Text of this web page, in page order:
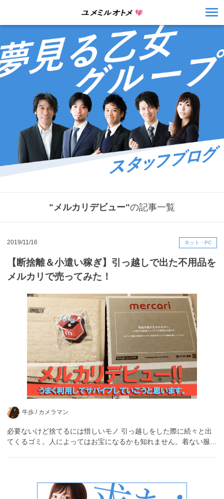
"メルカリデビュー"の記事一覧
2019/11/16 ネット・PC
【断捨離＆小遣い稼ぎ】引っ越しで出た不用品を
メルカリで売ってみた！
牛歩 / カメラマン
必要ないけど捨てるには惜しいモノ 引っ越しをした際に続々と出
てくるゴミ。人によってはお宝になるかも知れません。着ない服…